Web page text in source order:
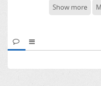
Show more